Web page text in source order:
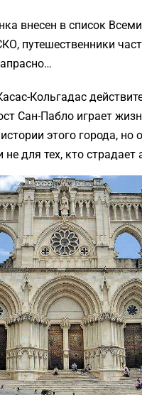
внесен в список
путешественники
Кольгадас
Сан-Пабло играет
этого города, но
не для тех, кто страдает